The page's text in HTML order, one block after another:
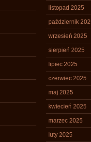
listopad 2025
październik
wrzesień 2025
sierpień 2025
lipiec 2025
czerwiec 2025
maj 2025
kwiecień 2025
marzec 2025
luty 2025